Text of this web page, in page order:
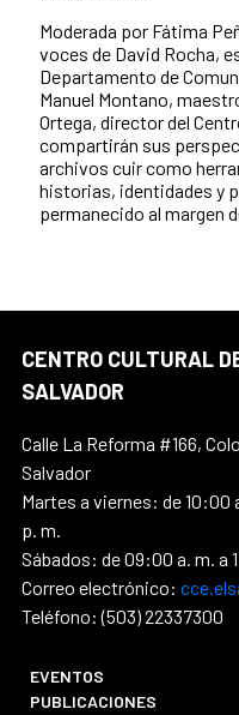
Moderada por Fátima
voces de David Rocha,
Departamento de
Manuel Montano,
Ortega, director del
compartirán sus
archivos cuir como
historias, identidades y
permanecido al margen
CENTRO CULTURAL
SALVADOR
Calle La Reforma #166,
Salvador
Martes a viernes: de 10:00
p. m.
Sábados: de 09:00 a. m. a
Correo electrónico:
Teléfono: (503) 22337300
EVENTOS
PUBLICACIONES